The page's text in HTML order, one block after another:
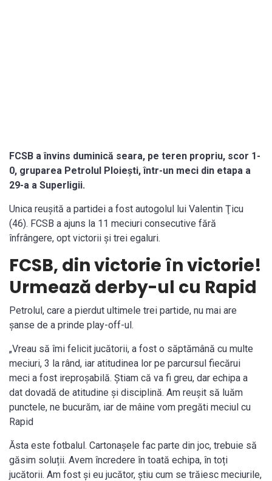
FCSB a învins duminică seara, pe teren propriu, scor 1-
0, gruparea Petrolul Ploieşti, într-un meci din etapa a
29-a a Superligii.
Unica reușită a partidei a fost autogolul lui Valentin Ţicu
(46). FCSB a ajuns la 11 meciuri consecutive fără
înfrângere, opt victorii şi trei egaluri.
FCSB, din victorie în victorie!
Urmează derby-ul cu Rapid
Petrolul, care a pierdut ultimele trei partide, nu mai are
şanse de a prinde play-off-ul.
„Vreau să îmi felicit jucătorii, a fost o săptămână cu multe
meciuri, 3 la rând, iar atitudinea lor pe parcursul fiecărui
meci a fost ireproșabilă. Știam că va fi greu, dar echipa a
dat dovadă de atitudine și disciplină. Am reușit să luăm
punctele, ne bucurăm, iar de mâine vom pregăti meciul cu
Rapid
Ăsta este fotbalul. Cartonașele fac parte din joc, trebuie să
găsim soluții. Avem încredere în toată echipa, în toți
jucătorii. Am fost și eu jucător, știu cum se trăiesc meciurile,